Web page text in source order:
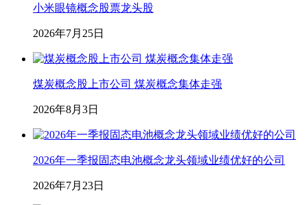
小米眼镜概念股票龙头股
2026年7月25日
煤炭概念股上市公司 煤炭概念集体走强
2026年8月3日
2026年一季报固态电池概念龙头领域业绩优好的公司
2026年7月23日